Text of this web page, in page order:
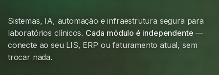
Sistemas, IA, automação e infraestrutura segura para
laboratórios clínicos. Cada módulo é independente —
conecte ao seu LIS, ERP ou faturamento atual, sem
trocar nada.